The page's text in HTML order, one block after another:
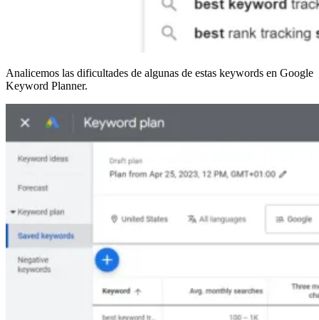
Analicemos las dificultades de algunas de estas keywords en Google
Keyword Planner.